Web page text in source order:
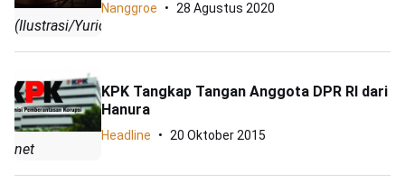
(Ilustrasi/Yuridis)
Nanggroe 28 Agustus 2020
net
KPK Tangkap Tangan Anggota DPR RI dari
Hanura
Headline 20 Oktober 2015